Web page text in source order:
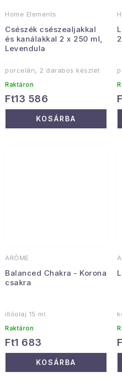
Home Elements
Csészék csészealjakkal
és kanálakkal 2 x 250 ml,
Levendula
porcelán, 2 darabos készlet
Raktáron
Ft13 586
KOSÁRBA
ARÔME
Balanced Chakra - Korona
csakra
illóolaj 15 ml
Raktáron
Ft1 683
KOSÁRBA